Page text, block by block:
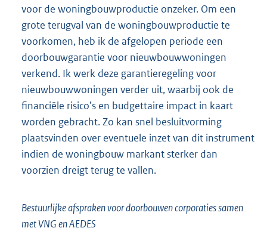
voor de woningbouwproductie onzeker. Om een
grote terugval van de woningbouwproductie te
voorkomen, heb ik de afgelopen periode een
doorbouwgarantie voor nieuwbouwwoningen
verkend. Ik werk deze garantieregeling voor
nieuwbouwwoningen verder uit, waarbij ook de
financiële risico’s en budgettaire impact in kaart
worden gebracht. Zo kan snel besluitvorming
plaatsvinden over eventuele inzet van dit instrument
indien de woningbouw markant sterker dan
voorzien dreigt terug te vallen.
Bestuurlijke afspraken voor doorbouwen corporaties samen
met VNG en AEDES